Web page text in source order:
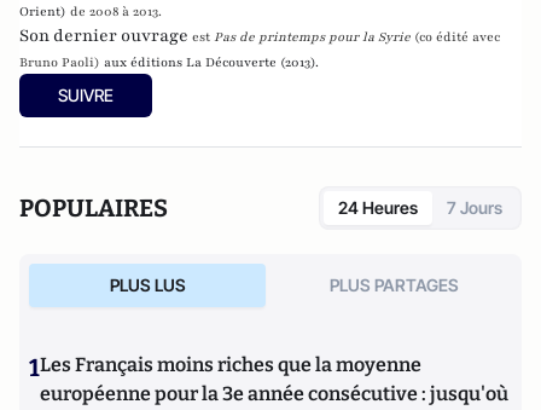
Orient) de 2008 à 2013.
Son dernier ouvrage est Pas de printemps pour la Syrie (co édité avec
Bruno Paoli) aux éditions La Découverte (2013).
SUIVRE
POPULAIRES 24 Heures 7 Jours
PLUS LUS PLUS PARTAGES
1Les Français moins riches que la moyenne
européenne pour la 3e année consécutive : jusqu'où